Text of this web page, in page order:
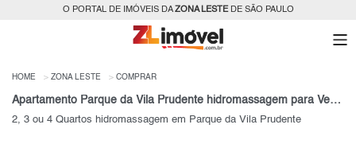
O PORTAL DE IMÓVEIS DAZONA LESTEDE SÃO PAULO
HOME ZONA LESTE COMPRAR
Apartamento Parque da Vila Prudente hidromassagem para Venda, Zona Leste, SP
2, 3 ou 4 Quartos hidromassagem em Parque da Vila Prudente